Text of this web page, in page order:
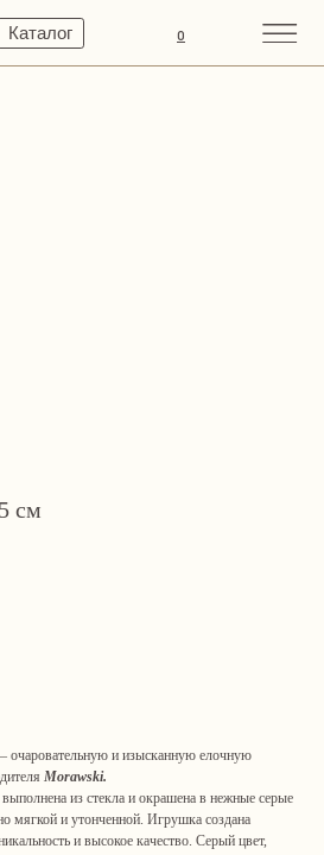
см
очаровательную и изысканную елочную
Morawski.
из стекла и окрашена в нежные серые
мягкой и утонченной. Игрушка создана
и высокое качество. Серый цвет,